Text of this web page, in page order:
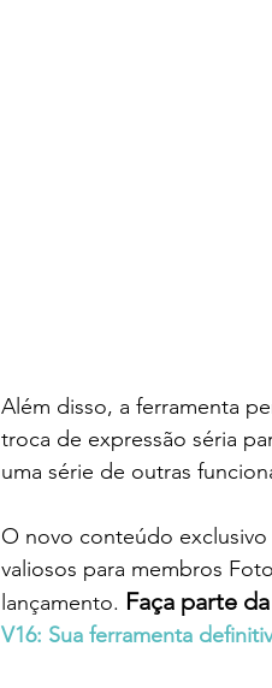
Além disso, a ferramenta
troca de expressão séria
uma série de outras
O novo conteúdo
valiosos para membros
lançamento. Faça parte
V16: Sua ferramenta